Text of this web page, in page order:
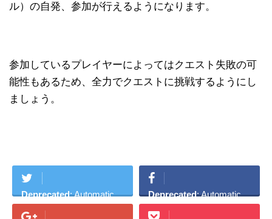
ル）の自発、参加が行えるようになります。
参加しているプレイヤーによってはクエスト失敗の可
能性もあるため、全力でクエストに挑戦するようにし
ましょう。
Deprecated: Automatic
conversion of false to
Deprecated: Automatic
conversion of false to